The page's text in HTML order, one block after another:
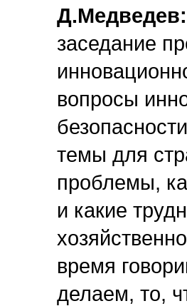
Д.Медведев:
заседание
вопросы
темы для
проблемы,
и какие
время
делаем, то,